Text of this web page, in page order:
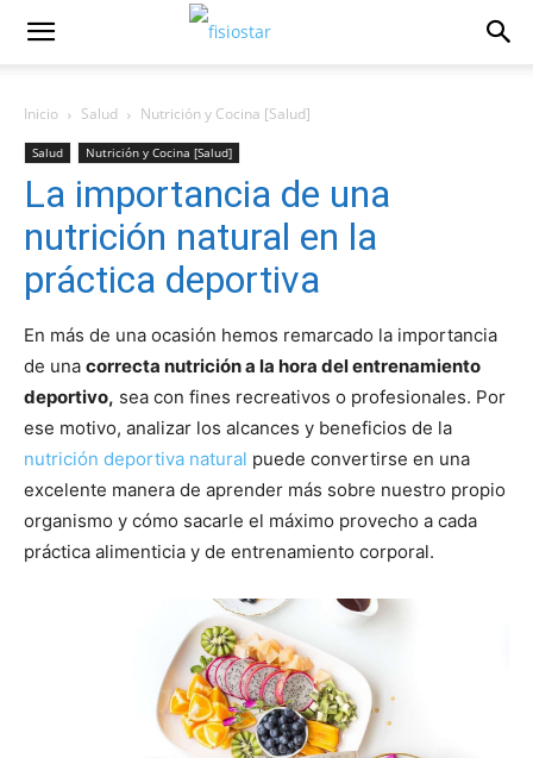
Inicio Salud Nutrición y Cocina [Salud]
Salud Nutrición y Cocina [Salud]
La importancia de una
nutrición natural en la
práctica deportiva
En más de una ocasión hemos remarcado la importancia
de una correcta nutrición a la hora del entrenamiento
deportivo, sea con fines recreativos o profesionales. Por
ese motivo, analizar los alcances y beneficios de la
nutrición deportiva natural puede convertirse en una
excelente manera de aprender más sobre nuestro propio
organismo y cómo sacarle el máximo provecho a cada
práctica alimenticia y de entrenamiento corporal.